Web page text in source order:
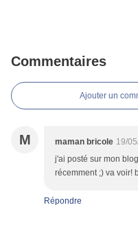
Commentaires
Ajouter un
M maman bricole 19/
j'ai posté sur mon
récemment ;) va voir!
Répondre